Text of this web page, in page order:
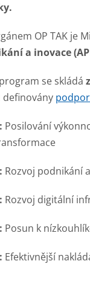
OP TAK je
a inovace
se skládá z
definovány
Posilování
Rozvoj podnikání
Rozvoj digitální
Posun k
Efektivnější